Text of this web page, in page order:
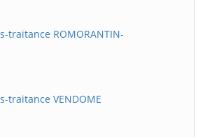
traitance ROMORANTIN-
traitance VENDOME